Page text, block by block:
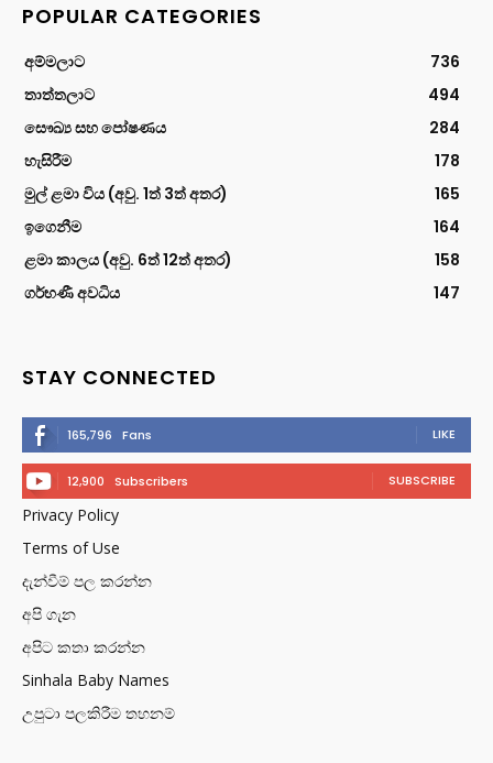
POPULAR CATEGORIES
අම්මලාට
736
තාත්තලාට
494
සෞඛ්‍ය සහ පෝෂණය
284
හැසිරීම
178
මුල් ළමා විය (අවු. 1ත් 3ත් අතර)
165
ඉගෙනීම
164
ළමා කාලය (අවු. 6ත් 12ත් අතර)
158
ගර්භණී අවධිය
147
STAY CONNECTED
165,796 Fans LIKE
12,900 Subscribers SUBSCRIBE
Privacy Policy
Terms of Use
දැන්වීම් පල කරන්න
අපි ගැන
අපිට කතා කරන්න
Sinhala Baby Names
උපුටා පලකිරීම තහනම්